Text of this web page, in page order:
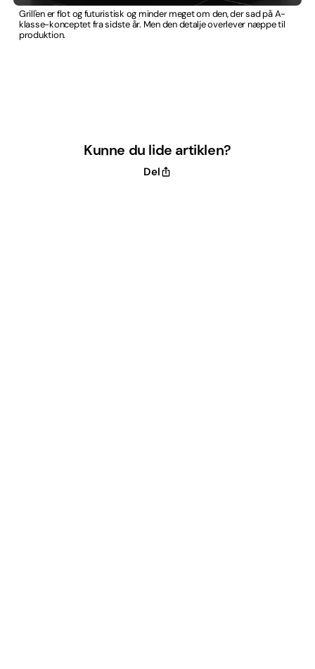
Grill'en er flot og futuristisk og minder meget om den, der sad på A-
klasse-konceptet fra sidste år. Men den detalje overlever næppe til
produktion.
Kunne du lide artiklen?
Del